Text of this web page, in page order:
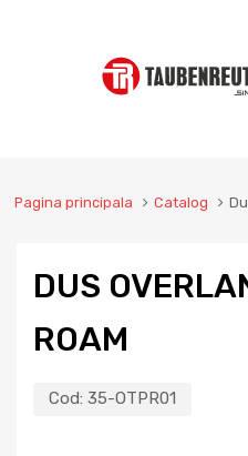
Pagina principala Catalog
DUS
ROAM
Cod: 35-OTPR01